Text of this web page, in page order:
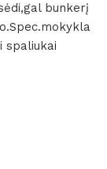
bunkerį
spaliukai